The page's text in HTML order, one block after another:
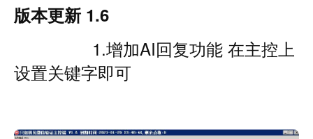
版本更新 1.6
1.增加AI回复功能 在主控上
设置关键字即可